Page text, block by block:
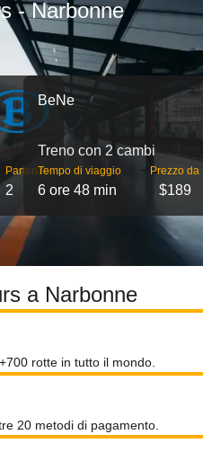
- Narbonne
Partenze
2
BeNe
Treno con 2 cambi
Tempo di viaggio
6 ore 48 min
Prezzo da
$189
a Narbonne
rotte in tutto il mondo.
20 metodi di pagamento.